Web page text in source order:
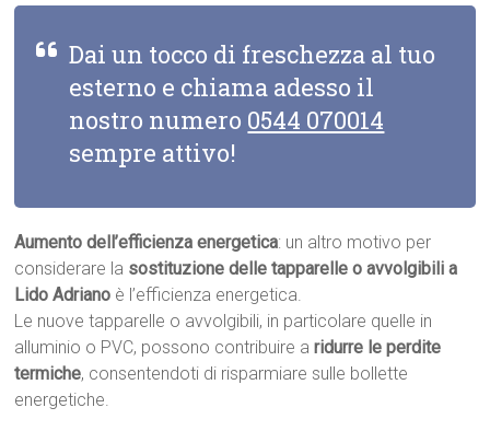
Dai un tocco di freschezza al tuo
esterno e chiama adesso il
nostro numero 0544 070014
sempre attivo!
Aumento dell’efficienza energetica: un altro motivo per
considerare la sostituzione delle tapparelle o avvolgibili a
Lido Adriano è l’efficienza energetica.
Le nuove tapparelle o avvolgibili, in particolare quelle in
alluminio o PVC, possono contribuire aridurre le perdite
termiche, consentendoti di risparmiare sulle bollette
energetiche.